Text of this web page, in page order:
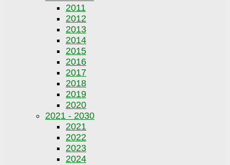
2011
2012
2013
2014
2015
2016
2017
2018
2019
2020
2021 - 2030
2021
2022
2023
2024